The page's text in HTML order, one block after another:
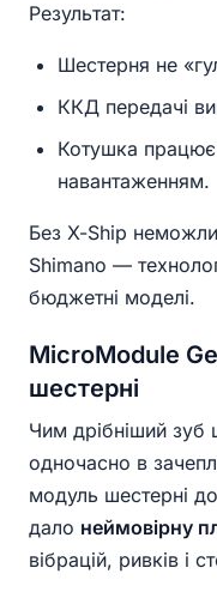
Результат:
Шестерня не
ККД передачі
Котушка працює
навантаженням.
Без X-Ship
Shimano —
бюджетні моделі.
MicroModule
шестерні
Чим дрібніший зуб
одночасно в
модуль шестерні
дало неймовірну
вібрацій, ривків і